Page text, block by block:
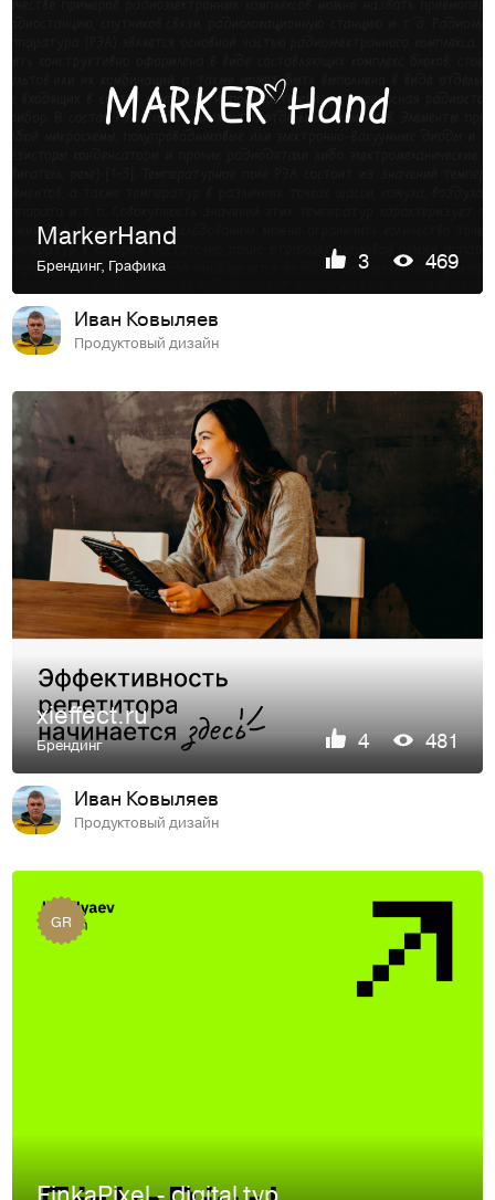
MarkerHand
Брендинг, Графика 3 469
Иван Ковыляев
Продуктовый дизайн
xieffect.ru
Брендинг 4 481
Иван Ковыляев
Продуктовый дизайн
GR